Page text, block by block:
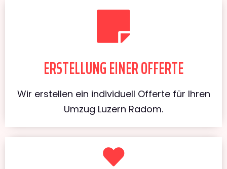
ERSTELLUNG EINER OFFERTE
Wir erstellen ein individuell Offerte für Ihren
Umzug Luzern Radom.